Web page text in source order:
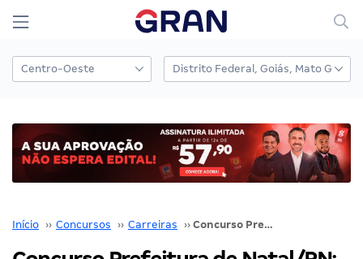
Início ›› Concursos ›› Carreiras ›› Concurso Prefeitura de Natal/RN: inscrições abertas! 1.339 vagas e inicial de até R$ 4,6 mil!